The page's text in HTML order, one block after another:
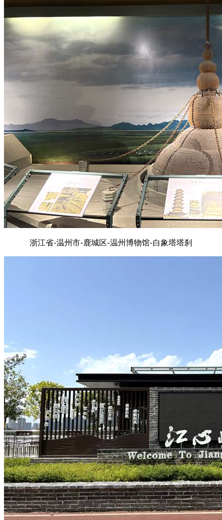
浙江省-温州市-鹿城区-温州博物馆-白象塔塔刹